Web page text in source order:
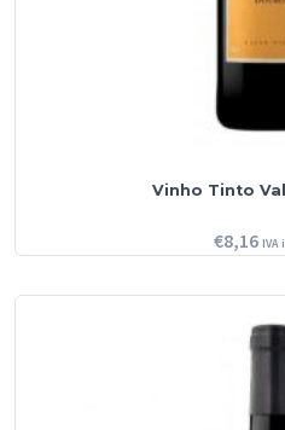
Vinho Tinto
€8,16 IVA